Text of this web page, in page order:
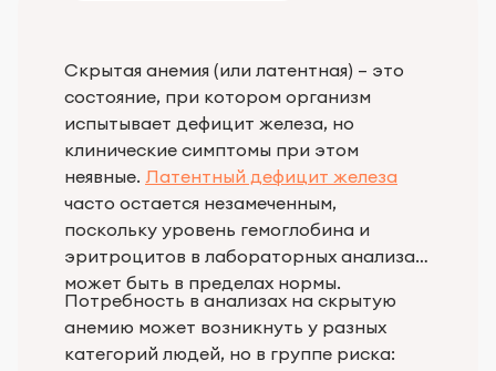
Скрытая анемия (или латентная) – это
состояние, при котором организм
испытывает дефицит железа, но
клинические симптомы при этом
неявные. Латентный дефицит железа
часто остается незамеченным,
поскольку уровень гемоглобина и
эритроцитов в лабораторных анализах
может быть в пределах нормы.
Потребность в анализах на скрытую
анемию может возникнуть у разных
категорий людей, но в группе риска: